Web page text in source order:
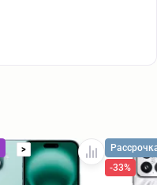
>
-33%